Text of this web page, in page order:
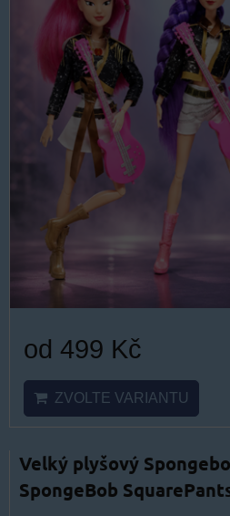
od 499 Kč
ZVOLTE VARIANTU
Velký plyšový
SpongeBob